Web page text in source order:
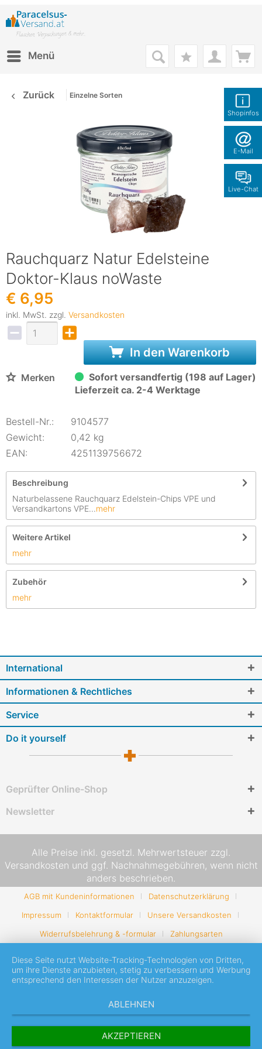
Shopinfos
E-Mail
Live-Chat
Menü
Zurück Einzelne Sorten
Rauchquarz Natur Edelsteine
Doktor-Klaus noWaste
€ 6,95
inkl. MwSt. zzgl. Versandkosten
In den Warenkorb
Merken
Sofort versandfertig (198 auf Lager)
Lieferzeit ca. 2-4 Werktage
Bestell-Nr.:
9104577
Gewicht:
0,42 kg
EAN:
4251139756672
Beschreibung
Naturbelassene Rauchquarz Edelstein-Chips VPE und
Versandkartons VPE...mehr
Weitere Artikel
mehr
Zubehör
mehr
International
Informationen & Rechtliches
Service
Do it yourself
Geprüfter Online-Shop
Newsletter
Alle Preise inkl. gesetzl. Mehrwertsteuer zzgl.
Versandkosten und ggf. Nachnahmegebühren, wenn nicht
anders beschrieben.
AGB mit Kundeninformationen
Datenschutzerklärung
Impressum
Kontaktformular
Unsere Versandkosten
Widerrufsbelehrung & -formular
Zahlungsarten
Diese Seite nutzt Website-Tracking-Technologien von Dritten,
um ihre Dienste anzubieten, stetig zu verbessern und Werbung
entsprechend den Interessen der Nutzer anzuzeigen.
ABLEHNEN
AKZEPTIEREN